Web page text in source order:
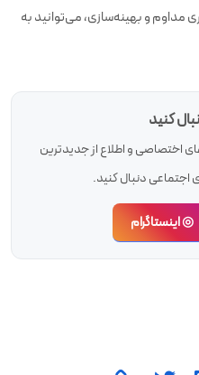
مداوم و بهینه‌سازی، می‌توانید به
کنید
اختصاصی و اطلاع از جدیدترین
اجتماعی دنبال کنید.
◎ اینستاگرام